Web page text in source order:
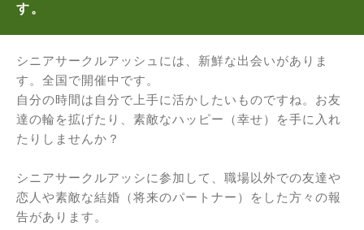
す。
シニアサークルアッシュには、新鮮な出会いがありま
す。全国で開催中です。
自分の時間は自分で上手に活かしたいものですね。お友
達の輪を拡げたり、素敵なハッピー（幸せ）を手に入れ
たりしませんか？
シニアサークルアッシに参加して、職場以外での友達や
恋人や素敵な結婚（将来のパートナー）をした方々の報
告があります。